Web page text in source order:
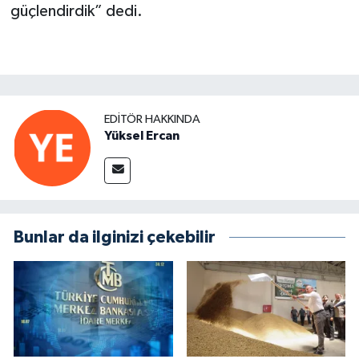
güçlendirdik” dedi.
EDITÖR HAKKINDA
Yüksel Ercan
Bunlar da ilginizi çekebilir